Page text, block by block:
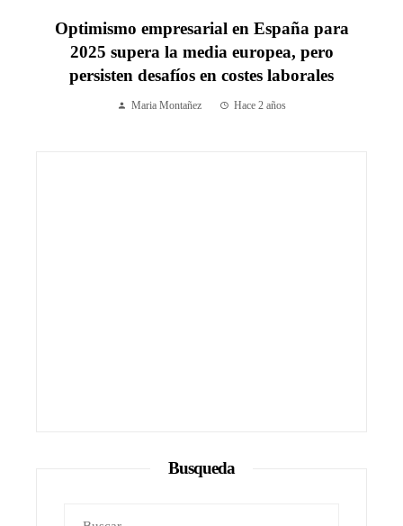
Optimismo empresarial en España para
2025 supera la media europea, pero
persisten desafíos en costes laborales
Maria Montañez Hace 2 años
Busqueda